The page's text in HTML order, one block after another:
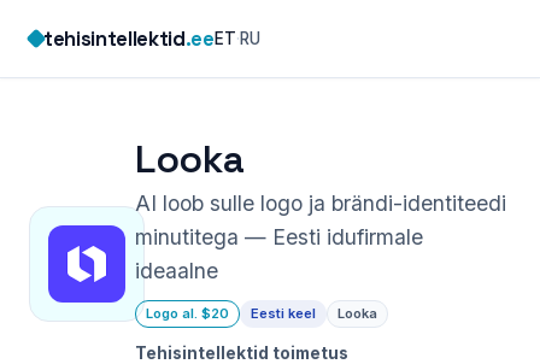
content
tehisintellektid.eeET·RU
Looka
AI loob sulle logo ja brändi-identiteedi
minutitega — Eesti idufirmale
ideaalne
Logo al. $20 Eesti keel Looka
Tehisintellektid toimetus